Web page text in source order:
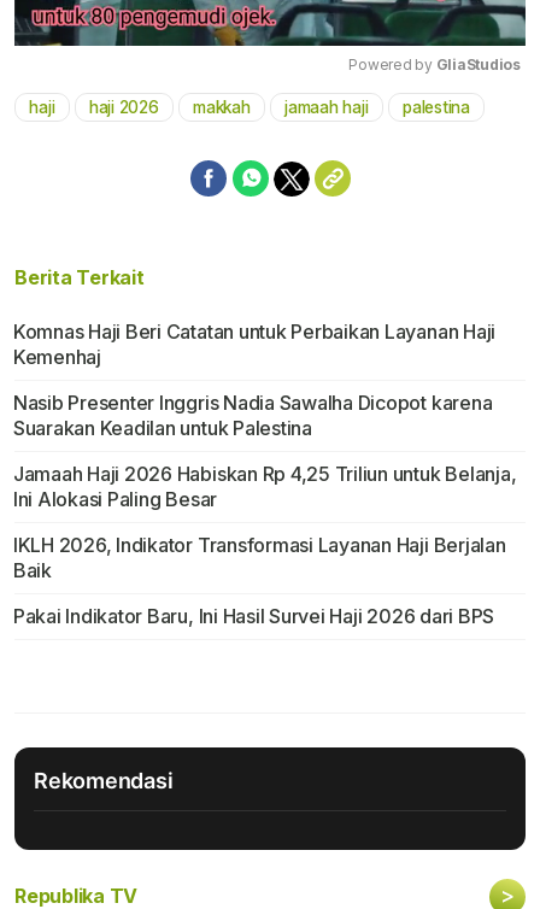
Mute
Powered by GliaStudios
haji haji 2026 makkah jamaah haji palestina
Berita Terkait
Komnas Haji Beri Catatan untuk Perbaikan Layanan Haji
Kemenhaj
Nasib Presenter Inggris Nadia Sawalha Dicopot karena
Suarakan Keadilan untuk Palestina
Jamaah Haji 2026 Habiskan Rp 4,25 Triliun untuk Belanja,
Ini Alokasi Paling Besar
IKLH 2026, Indikator Transformasi Layanan Haji Berjalan
Baik
Pakai Indikator Baru, Ini Hasil Survei Haji 2026 dari BPS
Rekomendasi
Republika TV >